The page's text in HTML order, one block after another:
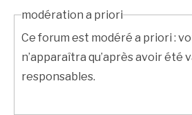
modération a priori
Ce forum est modéré a priori :
n’apparaîtra qu’après avoir été
responsables.